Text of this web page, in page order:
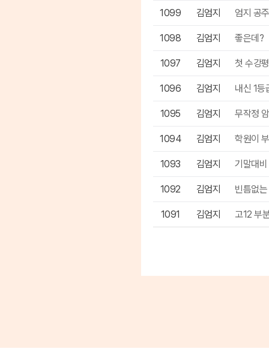
1099 김엄지 엄지 공
1098 김엄지 좋은데?
1097 김엄지 첫 수강평
1096 김엄지 내신 1등
1095 김엄지 무작정
1094 김엄지 학원이
1093 김엄지 기말대비
1092 김엄지 빈틈없
1091 김엄지 고12 부